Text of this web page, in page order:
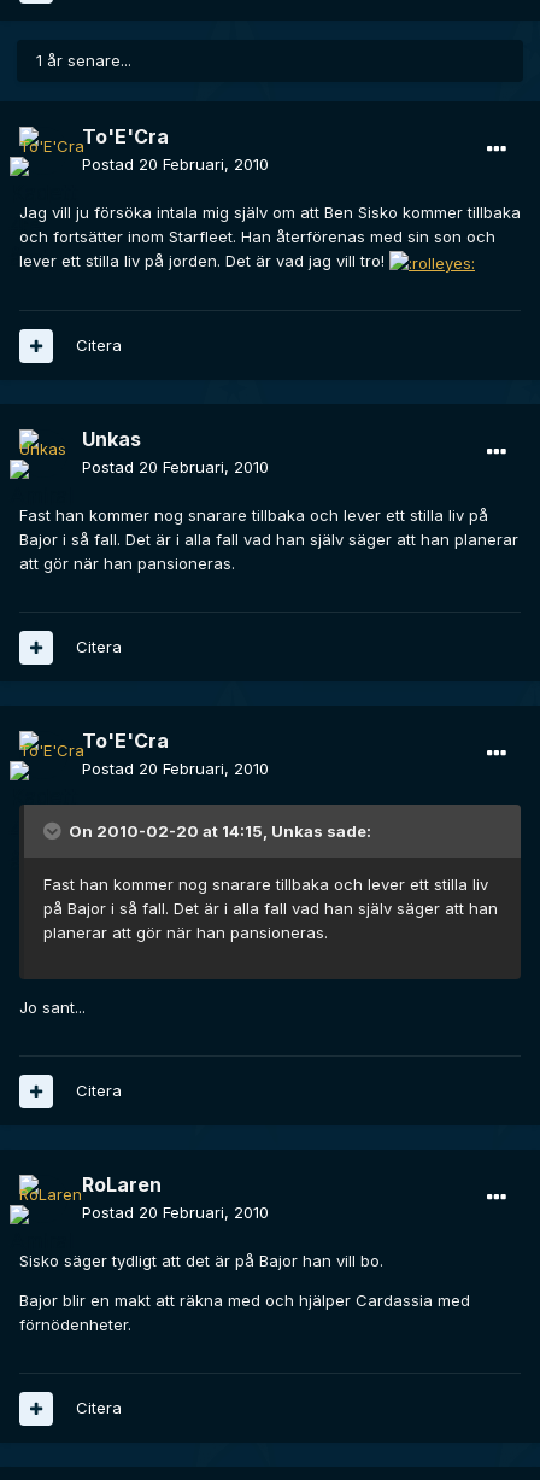
1 år senare...
To'E'Cra
Postad 20 Februari, 2010
Jag vill ju försöka intala mig själv om att Ben Sisko kommer tillbaka
och fortsätter inom Starfleet. Han återförenas med sin son och
lever ett stilla liv på jorden. Det är vad jag vill tro!
Citera
Unkas
Postad 20 Februari, 2010
Fast han kommer nog snarare tillbaka och lever ett stilla liv på
Bajor i så fall. Det är i alla fall vad han själv säger att han planerar
att gör när han pansioneras.
Citera
To'E'Cra
Postad 20 Februari, 2010
On 2010-02-20 at 14:15, Unkas sade:
Fast han kommer nog snarare tillbaka och lever ett stilla liv
på Bajor i så fall. Det är i alla fall vad han själv säger att han
planerar att gör när han pansioneras.
Jo sant...
Citera
RoLaren
Postad 20 Februari, 2010
Sisko säger tydligt att det är på Bajor han vill bo.
Bajor blir en makt att räkna med och hjälper Cardassia med
förnödenheter.
Citera